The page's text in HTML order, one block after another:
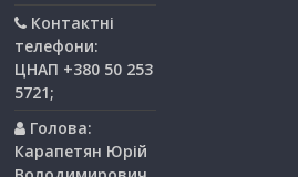
Контактні
телефони:
ЦНАП +380 50 253
5721;
Голова:
Карапетян Юрій